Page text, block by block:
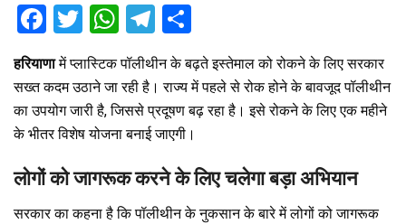
F
a
ce
b
o
o
k
T
wi
tt
er
W
h
at
s
A
p
p
T
el
e
gr
a
m
h
ar
e
हरियाणामें प्लास्टिक पॉलीथीन के बढ़ते इस्तेमाल को रोकने के लिए सरकार
सख्त कदम उठाने जा रही है। राज्य में पहले से रोक होने के बावजूद पॉलीथीन
का उपयोग जारी है, जिससे प्रदूषण बढ़ रहा है। इसे रोकने के लिए एक महीने
के भीतर विशेष योजना बनाई जाएगी।
लोगों को जागरूक करने के लिए चलेगा बड़ा अभियान
सरकार का कहना है कि पॉलीथीन के नुकसान के बारे में लोगों को जागरूक